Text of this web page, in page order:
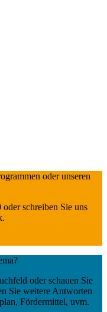
oder unseren
schreiben Sie uns
oder schauen Sie
Sie weitere Antworten
Fördermittel, uvm.